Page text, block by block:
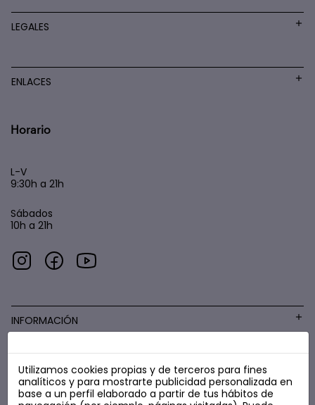
LEGALES
ENLACES
Horario
L-V
9:30h a 21h
Sábados
10h a 21h
INFORMACIÓN
COSMÉTICA LOW COST
Utilizamos cookies propias y de terceros para fines
analíticos y para mostrarte publicidad personalizada en
base a un perfil elaborado a partir de tus hábitos de